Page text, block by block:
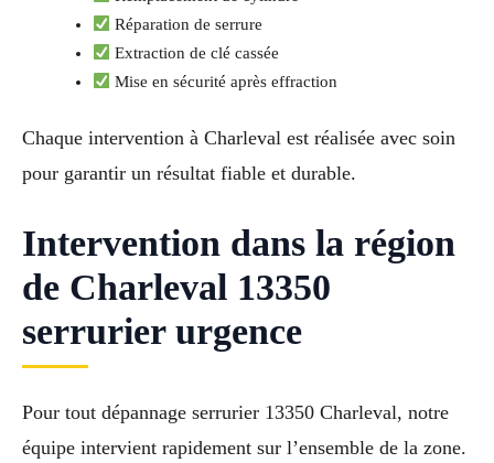
Réparation de serrure
Extraction de clé cassée
Mise en sécurité après effraction
Chaque intervention à Charleval est réalisée avec soin
pour garantir un résultat fiable et durable.
Intervention dans la région
de Charleval 13350
serrurier urgence
Pour tout dépannage serrurier 13350 Charleval, notre
équipe intervient rapidement sur l’ensemble de la zone.